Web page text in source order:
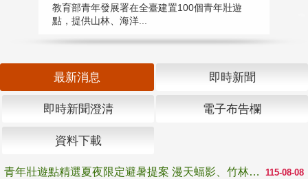
教育部青年發展署在全臺建置100個青年壯遊
點，提供山林、海洋...
最新消息 即時新聞
即時新聞澄清 電子布告欄
資料下載
115-08-08
青年壯遊點精選夏夜限定避暑提案 漫天蝠影、竹林尋蛙、茶香夜觀 邀青年暮色出發